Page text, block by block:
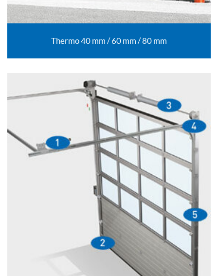
Thermo 40 mm / 60 mm / 80 mm